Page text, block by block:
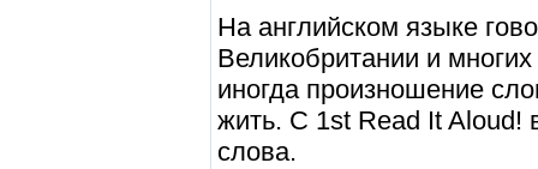
На английском языке
Великобритании и
иногда произношение
жить. С 1st Read It Aloud!
слова.